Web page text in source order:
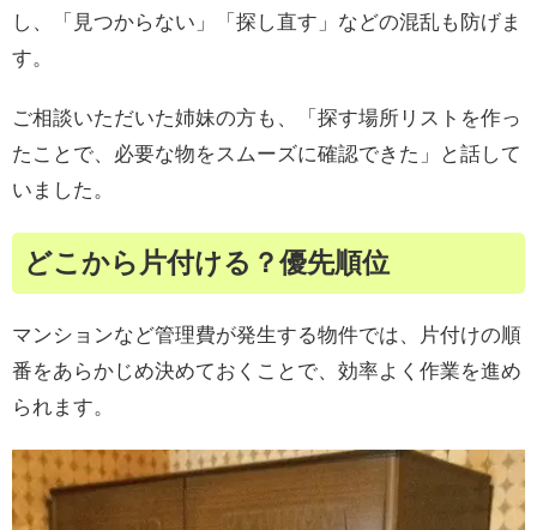
し、「見つからない」「探し直す」などの混乱も防げま
す。
ご相談いただいた姉妹の方も、「探す場所リストを作っ
たことで、必要な物をスムーズに確認できた」と話して
いました。
どこから片付ける？優先順位
マンションなど管理費が発生する物件では、片付けの順
番をあらかじめ決めておくことで、効率よく作業を進め
られます。